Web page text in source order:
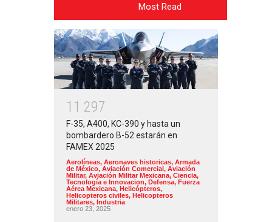
Most Read
1 1 297
F-35, A400, KC-390 y hasta un
bombardero B-52 estarán en
FAMEX 2025
Aerolíneas, Aeronaves historicas, Armada
de México, Aviación Comercial, Aviación
Militar, Aviación Militar Mexicana, Ciencia,
Tecnología e Innovacion, Defensa, Fuerza
Aérea Mexicana, Helicópteros,
Helicopteros civiles, Helicopteros
Militares, Industria
enero 23, 2025